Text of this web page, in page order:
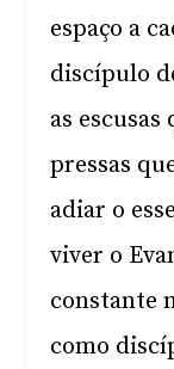
espaço a
discípulo
as
pressas
adiar o
viver o
constante
como